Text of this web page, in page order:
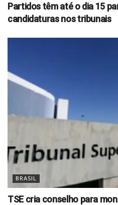
Partidos têm até o dia 15
candidaturas nos tribunais
BRASIL
TSE cria conselho para